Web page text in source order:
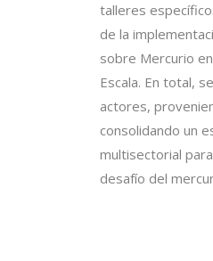
talleres
de la
sobre Mercurio
Escala. En total,
actores,
consolidando un
multisectorial
desafío del